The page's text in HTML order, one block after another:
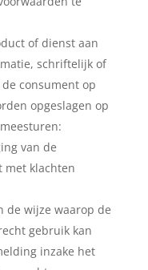
of dienst aan
schriftelijk of
consument op
opgeslagen op
van de
met klachten
de wijze waarop de
gebruik kan
inzake het